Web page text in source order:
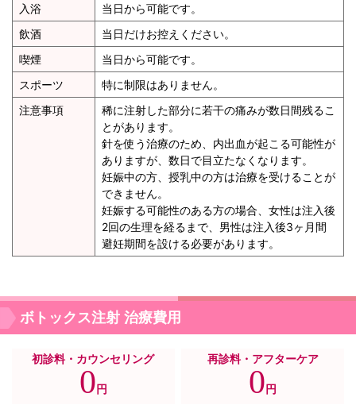
入浴
当日から可能です。
飲酒
当日だけお控えください。
喫煙
当日から可能です。
スポーツ
特に制限はありません。
注意事項
稀に注射した部分に若干の痛みが数日間残るこ
とがあります。
針を使う治療のため、内出血が起こる可能性が
ありますが、数日で目立たなくなります。
妊娠中の方、授乳中の方は治療を受けることが
できません。
妊娠する可能性のある方の場合、女性は注入後
2回の生理を経るまで、男性は注入後3ヶ月間
避妊期間を設ける必要があります。
ボトックス注射 治療費用
初診料・カウンセリング
0 円
再診料・アフターケア
0 円